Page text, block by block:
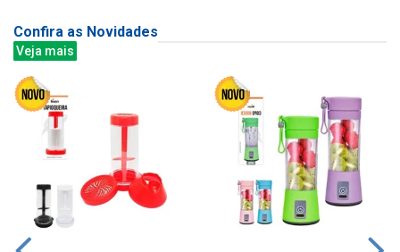
Confira as Novidades
Veja mais